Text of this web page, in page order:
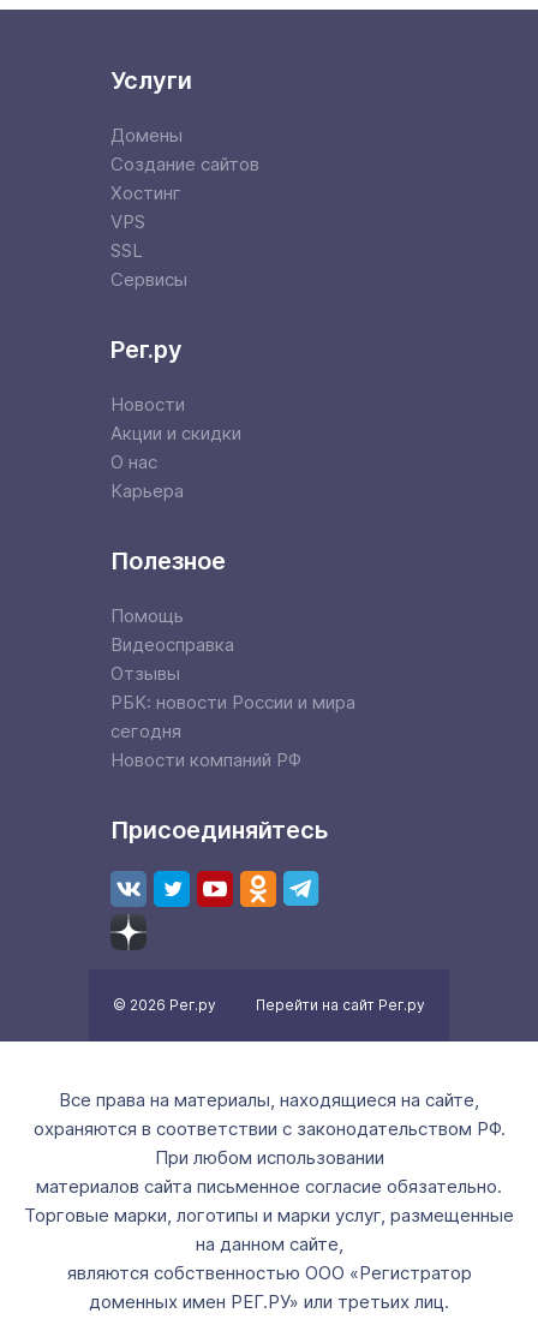
Услуги
Домены
Создание сайтов
Хостинг
VPS
SSL
Сервисы
Рег.ру
Новости
Акции и скидки
О нас
Карьера
Полезное
Помощь
Видеосправка
Отзывы
РБК: новости России и мира
сегодня
Новости компаний РФ
Присоединяйтесь
© 2026 Рег.ру Перейти на сайт Рег.ру
Все права на материалы, находящиеся на сайте,
охраняются в соответствии с законодательством РФ.
При любом использовании
материалов сайта письменное согласие обязательно.
Торговые марки, логотипы и марки услуг, размещенные
на данном сайте,
являются собственностью ООО «Регистратор
доменных имен РЕГ.РУ» или третьих лиц.